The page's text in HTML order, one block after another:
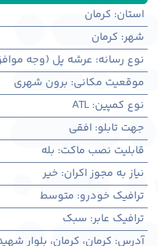
استان: کرمان
شهر: كرمان
نوع رسانه: عرشه پل (وجه
موقعیت مکانی: برون شهری
نوع کمپین:
ATL
جهت تابلو: افقی
قابلیت نصب ماکت: بله
نیاز به مجوز اکران: خیر
ترافیک خودرو: متوسط
ترافیک عابر: سبک
آدرس: کرمان، كرمان، بلوار